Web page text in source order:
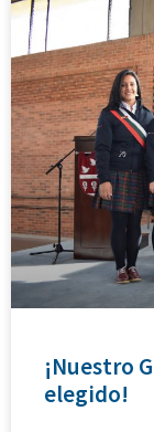
¡Nuestro
elegido!